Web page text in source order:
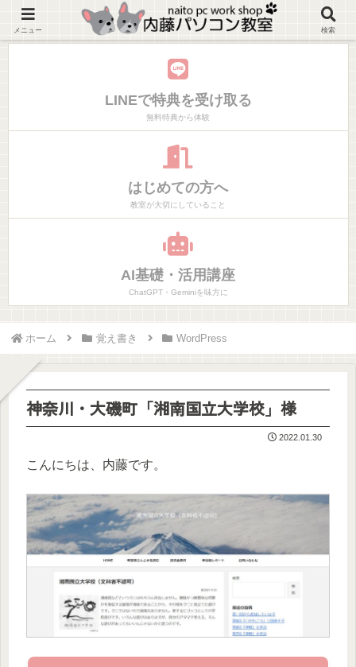
神奈川県大磯町マンツーマンでやりたいことだけ学べるパソコン教室
LINEで特典を受け取る
無料特典から体験
はじめての方へ
教室が大切にしていること
AI基礎・活用講座
ChatGPT・Geminiを味方に
ホーム 覚え書き WordPress
神奈川・大磯町「湘南国立大学校」様
2022.01.30
こんにちは、内藤です。
メニュー 検索